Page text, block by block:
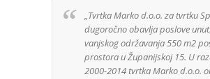
„Tvrtka Marko d.o.o. za tvrtku
dugoročno obavlja poslove
vanjskog održavanja 550 m2
prostora u Županijskoj 15. U
2000-2014 tvrtka Marko d.o.o.